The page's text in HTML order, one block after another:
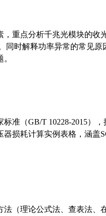
重点分析千兆光模块的收
同时解释功率异常的常见原
准（GB/T 10228-2015）
损耗计算实例表格，涵盖
（理论公式法、查表法、